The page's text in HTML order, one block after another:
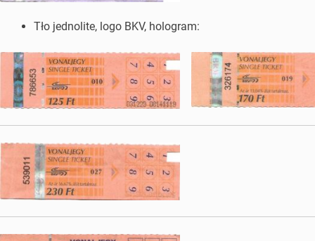
Tło jednolite, logo BKV, hologram: